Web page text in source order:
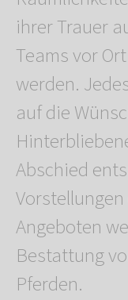
ihrer Trauer
Teams vor
werden.
auf die
Abschied
Angeboten
Bestattung
Pferden.